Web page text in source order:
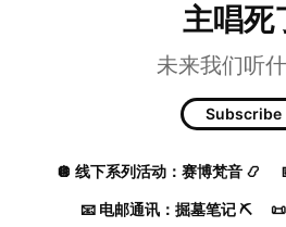
主唱死
未来我们听
Subscribe
🪩 线下系列活动：赛博梵音 📿
📧 电邮通讯：掘墓笔记 ⛏️